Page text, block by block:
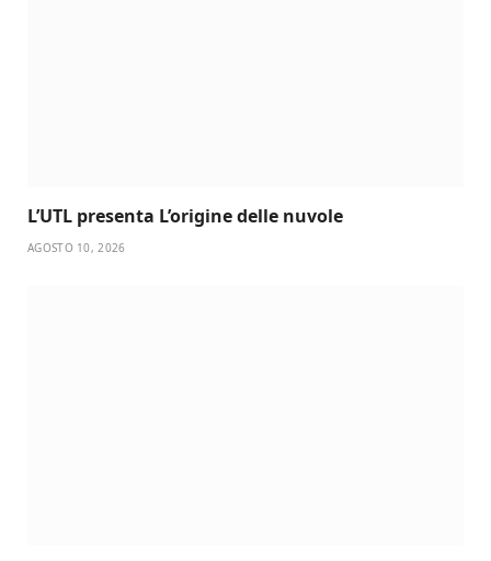
L’UTL presenta L’origine delle nuvole
AGOSTO 10, 2026